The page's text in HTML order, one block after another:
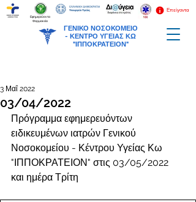
ΓΕΝΙΚΟ ΝΟΣΟΚΟΜΕΙΟ
- ΚΕΝΤΡΟ ΥΓΕΙΑΣ ΚΩ
"ΙΠΠΟΚΡΑΤΕΙΟΝ"
Επείγοντα
Εφημερεύοντα
Φαρμακεία
03/04/2022
3 Μαΐ 2022
Πρόγραμμα εφημερευόντων
ειδικευμένων ιατρών Γενικού
Νοσοκομείου - Κέντρου Υγείας Κω
"ΙΠΠΟΚΡΑΤΕΙΟΝ" στις 03/05/2022
και ημέρα Τρίτη